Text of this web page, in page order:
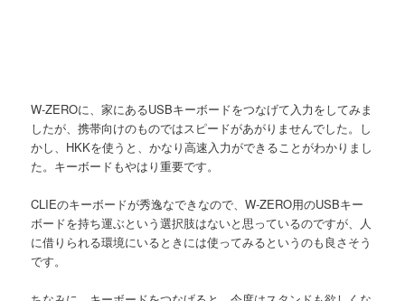
W-ZEROに、家にあるUSBキーボードをつなげて入力をしてみま
したが、携帯向けのものではスピードがあがりませんでした。し
かし、HKKを使うと、かなり高速入力ができることがわかりまし
た。キーボードもやはり重要です。
CLIEのキーボードが秀逸なできなので、W-ZERO用のUSBキー
ボードを持ち運ぶという選択肢はないと思っているのですが、人
に借りられる環境にいるときには使ってみるというのも良さそう
です。